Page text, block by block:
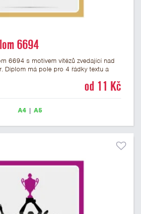
6694
6694 s motivem vítězů zvedající nad
Diplom má pole pro 4 řádky textu a
univerzální diplom je vhodný pro
má gramáž 250 g/m2.
od 11 Kč
A4| A5